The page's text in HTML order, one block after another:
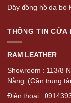
Dây đồng hồ da bò
THÔNG TIN CỬA
RAM LEATHER
Showroom : 113/8
Nẵng. (Gần trung
Điện thoại :